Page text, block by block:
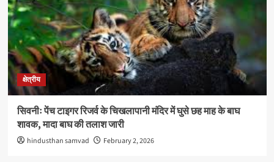
क्षेत्रीय
सिवनीः पेंच टाइगर रिजर्व के चिखलापानी मंदिर में घुसे छह माह के बाघ
शावक, मादा बाघ की तलाश जारी
hindusthan samvad February 2, 2026